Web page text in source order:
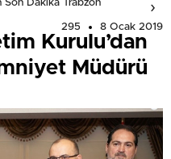
Son Dakika Trabzon
295 8 Ocak 2019
Kurulu’dan
Müdürü